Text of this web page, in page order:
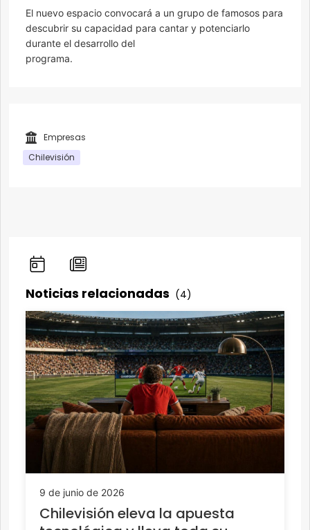
El nuevo espacio convocará a un grupo de famosos para
descubrir su capacidad para cantar y potenciarlo
durante el desarrollo del
programa.
Empresas
Chilevisión
Noticias relacionadas (4)
9 de junio de 2026
Chilevisión eleva la apuesta